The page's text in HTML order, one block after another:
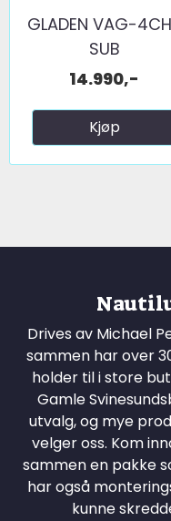
GLADEN VAG-
SUB
14.990,-
Kjøp
Drives av Michael
sammen har over
holder til i store
Gamle
utvalg, og mye
velger oss. Kom
sammen en pakke
har også
kunne